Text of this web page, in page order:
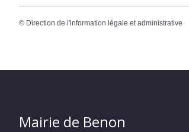
© Direction de l'information légale et administrative
Mairie de Benon